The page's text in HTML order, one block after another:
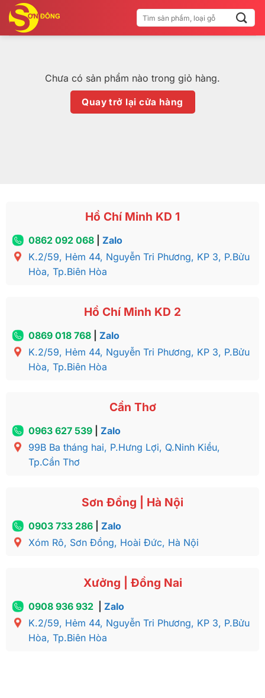
qua
nội
Tìm
kiếm:
Chưa có sản phẩm nào trong giỏ hàng.
Quay trở lại cửa hàng
Hồ Chí Minh KD 1
0862 092 068| Zalo
K.2/59, Hẻm 44, Nguyễn Tri Phương, KP 3, P.Bửu
Hòa, Tp.Biên Hòa
Hồ Chí Minh KD 2
0869 018 768| Zalo
K.2/59, Hẻm 44, Nguyễn Tri Phương, KP 3, P.Bửu
Hòa, Tp.Biên Hòa
Cần Thơ
0963 627 539| Zalo
99B Ba tháng hai, P.Hưng Lợi, Q.Ninh Kiều,
Tp.Cần Thơ
Sơn Đồng | Hà Nội
0903 733 286| Zalo
Xóm Rô, Sơn Đồng, Hoài Đức, Hà Nội
Xưởng | Đồng Nai
0908 936 932
Zalo
K.2/59, Hẻm 44, Nguyễn Tri Phương, KP 3, P.Bửu
Hòa, Tp.Biên Hòa